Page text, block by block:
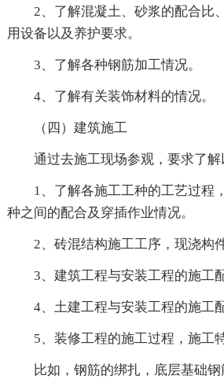
2、了解混凝土、砂浆的配合比
用设备以及养护要求。
3、了解各种钢筋加工情况。
4、了解有关装饰材料的情况。
（四）建筑施工
通过去施工现场参观，要求了解
1、了解各施工工种的工艺过程
种之间的配合及穿插作业情况。
2、砖混结构施工工序，现浇构
3、建筑工程与安装工程的施工
4、土建工程与安装工程的施工
5、装修工程的施工过程，施工
比如，钢筋的绑扎，底层基础